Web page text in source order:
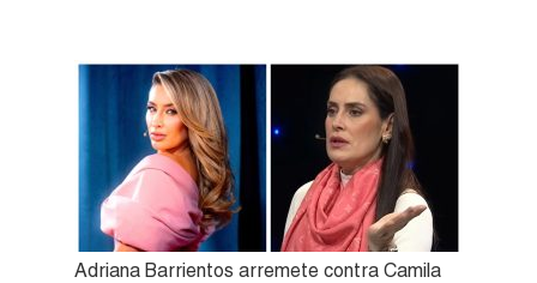
Adriana Barrientos arremete contra Camila